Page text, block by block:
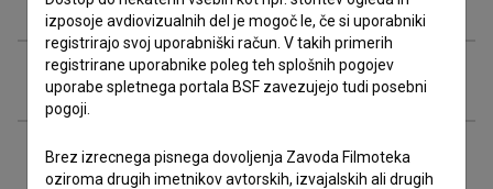
Ekipa
Organizacije
izposoje avdiovizualnih del je mogoč le, če si uporabniki
registrirajo svoj uporabniški račun. V takih primerih
registrirane uporabnike poleg teh splošnih pogojev
uporabe spletnega portala BSF zavezujejo tudi posebni
pogoji.
Brez izrecnega pisnega dovoljenja Zavoda Filmoteka
oziroma drugih imetnikov avtorskih, izvajalskih ali drugih